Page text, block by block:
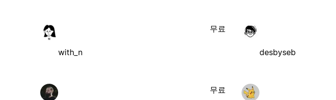
with_n
무료
desbyseb
무료